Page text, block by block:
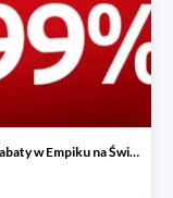
Wielkie rabaty w Empiku na Święta - piąty produkt -99%